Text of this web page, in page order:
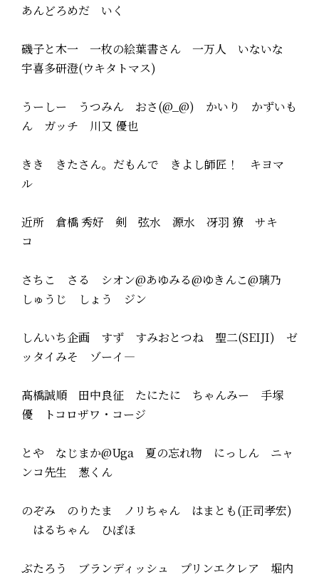
あんどろめだ いく
磯子と木一 一枚の絵葉書さん 一万人 いないな
宇喜多研澄(ウキタトマス)
うーしー うつみん おさ(@_@) かいり かずいも
ん ガッチ 川又 優也
きき きたさん。だもんで きよし師匠！ キヨマ
ル
近所 倉橋 秀好 剣 弦水 源水 冴羽 獠 サキ
コ
さちこ さる シオン@あゆみる@ゆきんこ@璃乃
しゅうじ しょう ジン
しんいち企画 すず すみおとつね 聖二(SEIJI) ゼ
ッタイみそ ゾーイ―
髙橋誠順 田中良征 たにたに ちゃんみー 手塚
優 トコロザワ・コージ
とや なじまか@Uga 夏の忘れ物 にっしん ニャ
ンコ先生 葱くん
のぞみ のりたま ノリちゃん はまとも(正司孝宏)
はるちゃん ひぽほ
ぶたろう ブランディッシュ プリンエクレア 堀内